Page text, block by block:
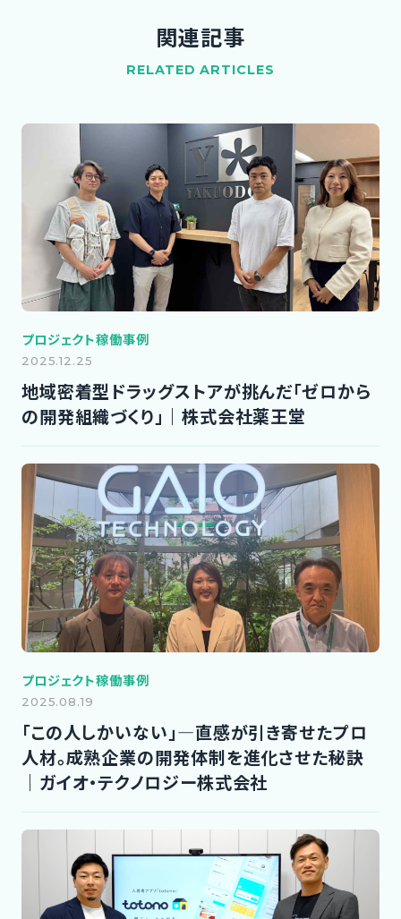
関連記事
RELATED ARTICLES
プロジェクト稼働事例
2025.12.25
地域密着型ドラッグストアが挑んだ「ゼロから
の開発組織づくり」｜株式会社薬王堂
プロジェクト稼働事例
2025.08.19
「この人しかいない」―直感が引き寄せたプロ
人材。成熟企業の開発体制を進化させた秘訣
｜ガイオ・テクノロジー株式会社